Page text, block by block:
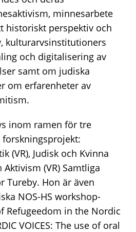
minnesarbete
historiskt perspektiv och
kulturarvsinstitutioners
och digitalisering av
samt om judiska
om erfarenheter av
inom ramen för tre
(VR), Judisk och Kvinna
(VR) Samtliga
Tureby. Hon är även
NOS-HS workshop-
Refugeedom in the Nordic
VOICES: The use of oral